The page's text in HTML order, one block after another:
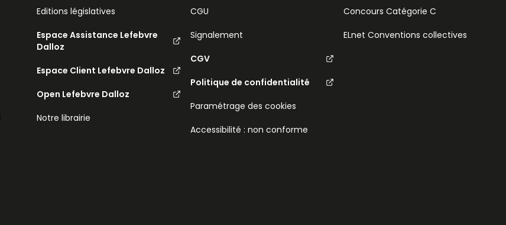
Editions législatives
Espace Assistance Lefebvre
Dalloz
Espace Client Lefebvre Dalloz
Open Lefebvre Dalloz
Notre librairie
CGU
Signalement
CGV
Politique de confidentialité
Paramétrage des cookies
Accessibilité : non conforme
Concours Catégorie C
ELnet Conventions collectives